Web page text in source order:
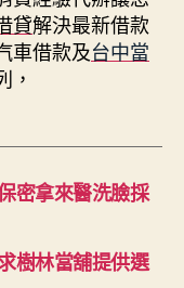
貸解決最新借款
車借款及台中當
，
密拿來醫洗臉採
樹林當舖提供選